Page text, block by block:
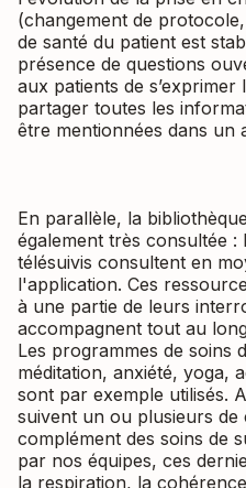
(changement de
de santé du patient est
présence de questions
aux patients de
partager toutes les
être mentionnées dans un
En parallèle, la
également très consultée :
télésuivis consultent en
l'application. Ces
à une partie de leurs
accompagnent tout au
Les programmes de soins
méditation, anxiété, yoga,
sont par exemple utilisés.
suivent un ou plusieurs de
complément des soins de
par nos équipes, ces
la respiration, la